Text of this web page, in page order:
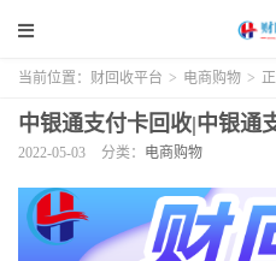
当前位置： 财回收平台 > 电商购物 >
中银通支付卡回收|中银通
2022-05-03 分类： 电商购物